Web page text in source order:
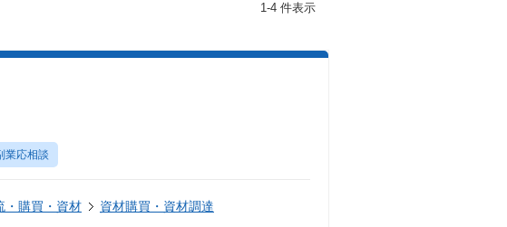
1-4 件表示
業応相談
・購買・資材 資材購買・資材調達